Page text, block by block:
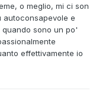
o meglio, mi ci son
autoconsapevole e
sono un po'
effettivamente io